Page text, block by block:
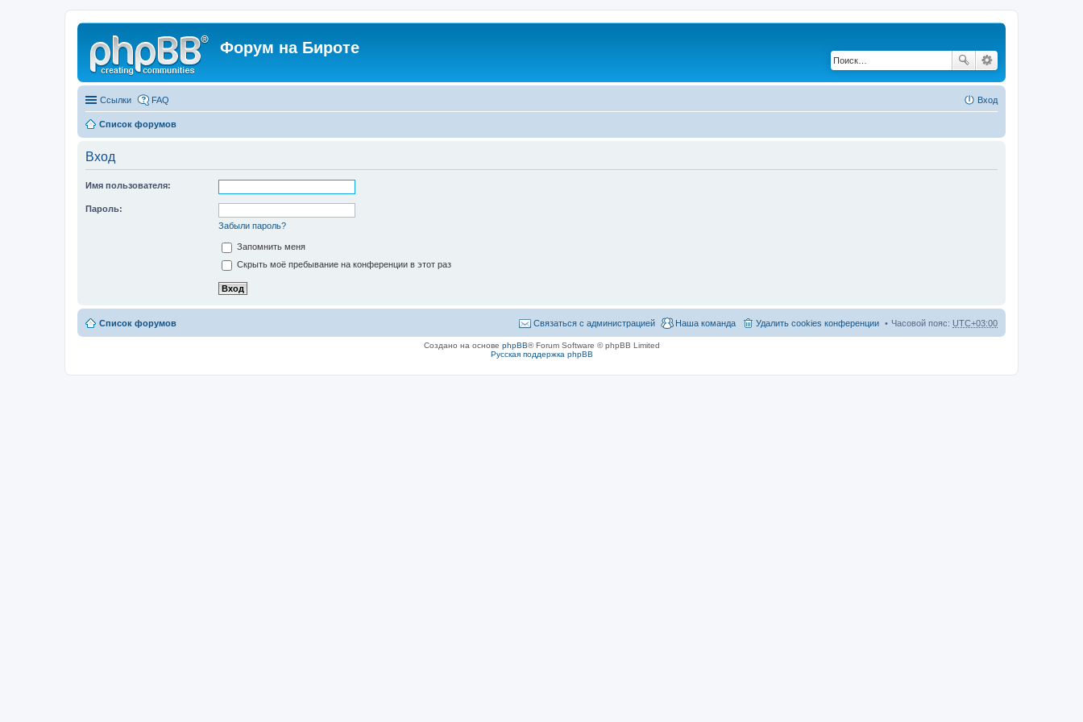
Форум на Бироте
Ссылки FAQ Вход
Список форумов
Вход
Имя пользователя:
Пароль:
Забыли пароль?
Запомнить меня
Скрыть моё пребывание на конференции в этот раз
Список форумов Часовой пояс: UTC+03:00
Удалить cookies конференции
Наша команда
Связаться с администрацией
Создано на основе phpBB® Forum Software © phpBB Limited
Русская поддержка phpBB